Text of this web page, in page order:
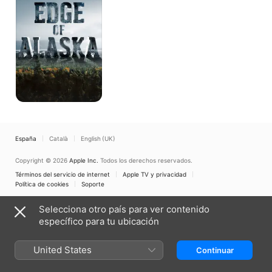
España Català English (UK)
Copyright © 2026 Apple Inc. Todos los derechos reservados.
Términos del servicio de internet
Apple TV y privacidad
Política de cookies
Soporte
Selecciona otro país para ver contenido
específico para tu ubicación
United States Continuar